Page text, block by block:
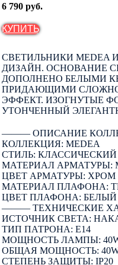
6 790 руб.
КУПИТЬ
СВЕТИЛЬНИКИ
ДИЗАЙН. ОСНОВАНИЕ
ДОПОЛНЕНО БЕЛЫМИ
ПРИДАЮЩИМИ
ЭФФЕКТ. ИЗОГНУТЫЕ
УТОНЧЕННЫЙ
――― ОПИСАНИЕ
КОЛЛЕКЦИЯ: MEDEA
СТИЛЬ: КЛАССИЧЕСКИЙ
МАТЕРИАЛ АРМАТУРЫ:
ЦВЕТ АРМАТУРЫ: ХРОМ
МАТЕРИАЛ ПЛАФОНА:
ЦВЕТ ПЛАФОНА: БЕЛЫЙ
――― ТЕХНИЧЕСКИЕ
ИСТОЧНИК СВЕТА:
ТИП ПАТРОНА: E14
МОЩНОСТЬ ЛАМПЫ:
ОБЩАЯ МОЩНОСТЬ:
СТЕПЕНЬ ЗАЩИТЫ: IP20